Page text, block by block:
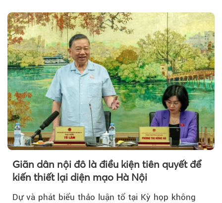
Giãn dân nội đô là điều kiện tiên quyết để
kiến thiết lại diện mạo Hà Nội
Dự và phát biểu thảo luận tổ tại Kỳ họp không